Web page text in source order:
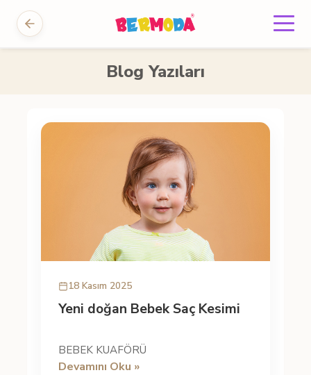
Blog Yazıları
18 Kasım 2025
Yeni doğan Bebek Saç Kesimi
BEBEK KUAFÖRÜ
Devamını Oku »